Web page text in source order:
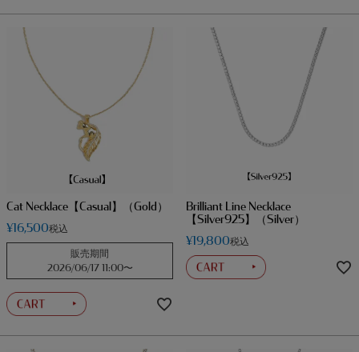
Cat Necklace【Casual】（Gold）
¥16,500税込
販売期間
2026/06/17 11:00〜
Brilliant Line Necklace
【Silver925】（Silver）
¥19,800税込